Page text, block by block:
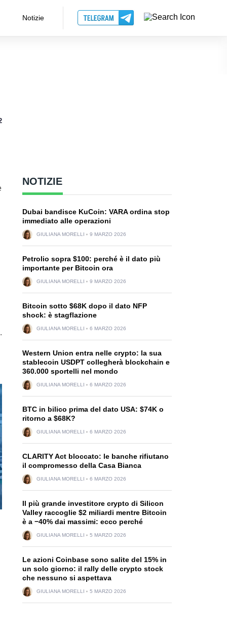
Notizie
NOTIZIE
Dubai bandisce KuCoin: VARA ordina stop
immediato alle operazioni
GIULIANA MORELLI 9 MARZO 2026
Petrolio sopra $100: perché è il dato più
importante per Bitcoin ora
GIULIANA MORELLI 9 MARZO 2026
Bitcoin sotto $68K dopo il dato NFP
shock: è stagflazione
GIULIANA MORELLI 6 MARZO 2026
Western Union entra nelle crypto: la sua
stablecoin USDPT collegherà blockchain e
360.000 sportelli nel mondo
GIULIANA MORELLI 6 MARZO 2026
BTC in bilico prima del dato USA: $74K o
ritorno a $68K?
GIULIANA MORELLI 6 MARZO 2026
CLARITY Act bloccato: le banche rifiutano
il compromesso della Casa Bianca
GIULIANA MORELLI 6 MARZO 2026
Il più grande investitore crypto di Silicon
Valley raccoglie $2 miliardi mentre Bitcoin
è a −40% dai massimi: ecco perché
GIULIANA MORELLI 5 MARZO 2026
Le azioni Coinbase sono salite del 15% in
un solo giorno: il rally delle crypto stock
che nessuno si aspettava
GIULIANA MORELLI 5 MARZO 2026